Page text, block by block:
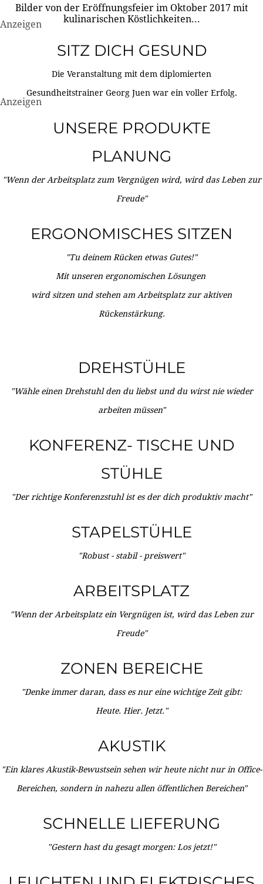
Bilder von der Eröffnungsfeier im Oktober 2017 mit
kulinarischen Köstlichkeiten...
Anzeigen
SITZ DICH GESUND
Die Veranstaltung mit dem diplomierten
Gesundheitstrainer Georg Juen war ein voller Erfolg.
Anzeigen
UNSERE PRODUKTE
PLANUNG
"Wenn der Arbeitsplatz zum Vergnügen wird, wird das Leben zur
Freude"
ERGONOMISCHES SITZEN
"Tu deinem Rücken etwas Gutes!"
Mit unseren ergonomischen Lösungen
wird sitzen und stehen am Arbeitsplatz zur aktiven
Rückenstärkung.
DREHSTÜHLE
"Wähle einen Drehstuhl den du liebst und du wirst nie wieder
arbeiten müssen"
KONFERENZ- TISCHE UND
STÜHLE
"Der richtige Konferenzstuhl ist es der dich produktiv macht"
STAPELSTÜHLE
"Robust - stabil - preiswert"
ARBEITSPLATZ
"Wenn der Arbeitsplatz ein Vergnügen ist, wird das Leben zur
Freude"
ZONEN BEREICHE
"Denke immer daran, dass es nur eine wichtige Zeit gibt:
Heute. Hier. Jetzt."
AKUSTIK
"Ein klares Akustik-Bewustsein sehen wir heute nicht nur in Office-
Bereichen, sondern in nahezu allen öffentlichen Bereichen"
SCHNELLE LIEFERUNG
"Gestern hast du gesagt morgen: Los jetzt!"